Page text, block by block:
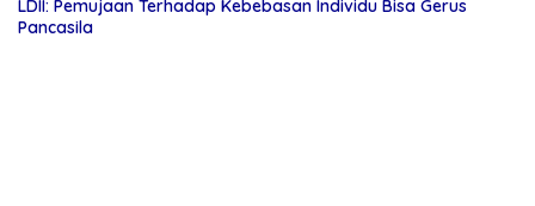
LDII: Pemujaan Terhadap Kebebasan Individu Bisa Gerus
Pancasila